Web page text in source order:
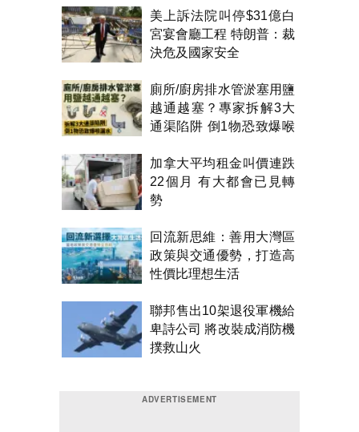
美上訴法院叫停$31億白
宮宴會廳工程 特朗普：裁
決危及國家安全
廁所/廚房排水管淤塞用鹽
越通越塞？專家拆解3大
通渠陷阱 倒1物恐致爆喉
加拿大平均租金叫價連跌
22個月 有大都會已見轉
勢
回流新思維：善用大灣區
政策與交通優勢，打造高
性價比理想生活
聯邦售出10架退役軍機給
卑詩公司 將改裝成消防機
撲救山火